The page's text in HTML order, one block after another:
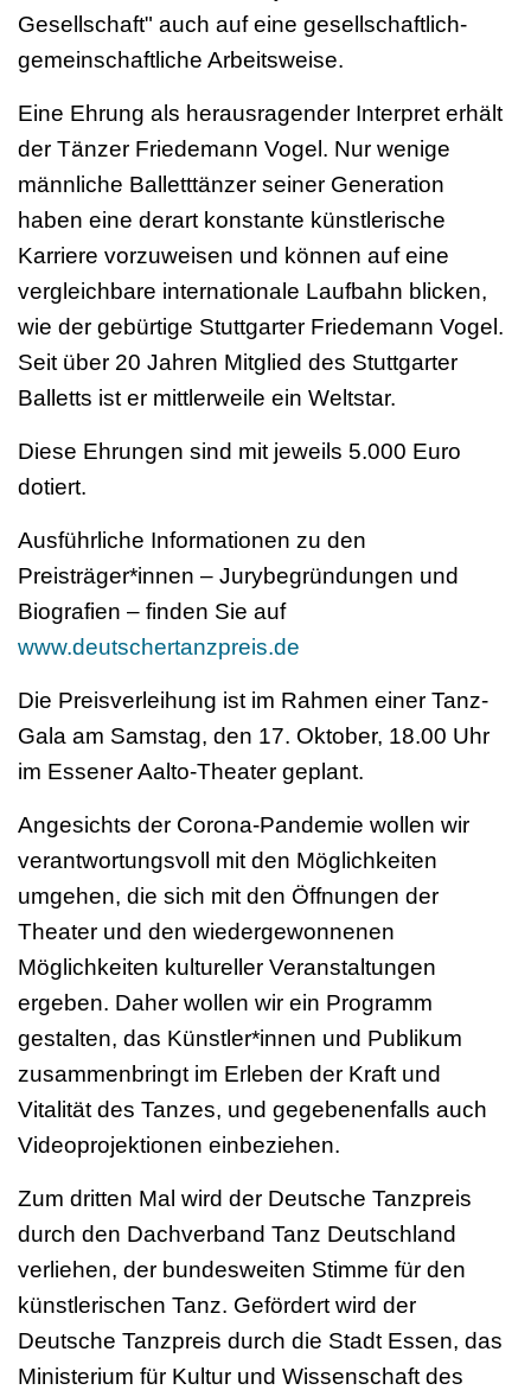
Gesellschaft" auch auf eine gesellschaftlich-
gemeinschaftliche Arbeitsweise.
Eine Ehrung als herausragender Interpret erhält
der Tänzer Friedemann Vogel. Nur wenige
männliche Balletttänzer seiner Generation
haben eine derart konstante künstlerische
Karriere vorzuweisen und können auf eine
vergleichbare internationale Laufbahn blicken,
wie der gebürtige Stuttgarter Friedemann Vogel.
Seit über 20 Jahren Mitglied des Stuttgarter
Balletts ist er mittlerweile ein Weltstar.
Diese Ehrungen sind mit jeweils 5.000 Euro
dotiert.
Ausführliche Informationen zu den
Preisträger*innen – Jurybegründungen und
Biografien – finden Sie auf
www.deutschertanzpreis.de
Die Preisverleihung ist im Rahmen einer Tanz-
Gala am Samstag, den 17. Oktober, 18.00 Uhr
im Essener Aalto-Theater geplant.
Angesichts der Corona-Pandemie wollen wir
verantwortungsvoll mit den Möglichkeiten
umgehen, die sich mit den Öffnungen der
Theater und den wiedergewonnenen
Möglichkeiten kultureller Veranstaltungen
ergeben. Daher wollen wir ein Programm
gestalten, das Künstler*innen und Publikum
zusammenbringt im Erleben der Kraft und
Vitalität des Tanzes, und gegebenenfalls auch
Videoprojektionen einbeziehen.
Zum dritten Mal wird der Deutsche Tanzpreis
durch den Dachverband Tanz Deutschland
verliehen, der bundesweiten Stimme für den
künstlerischen Tanz. Gefördert wird der
Deutsche Tanzpreis durch die Stadt Essen, das
Ministerium für Kultur und Wissenschaft des